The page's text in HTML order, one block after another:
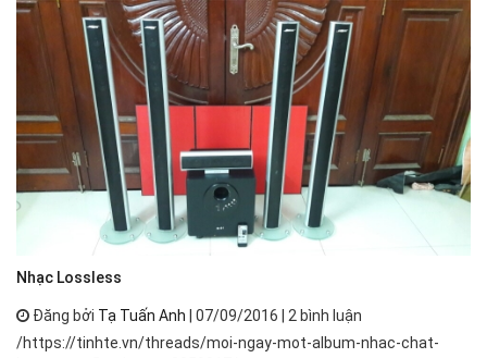
Nhạc Lossless
Đăng bởi Tạ Tuấn Anh | 07/09/2016 | 2 bình luận
/https://tinhte.vn/threads/moi-ngay-mot-album-nhac-chat-